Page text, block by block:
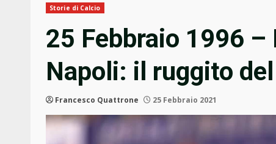
Storie di Calcio
25 Febbraio 1996
Napoli: il ruggito
Francesco Quattrone 25 Febbraio 2021